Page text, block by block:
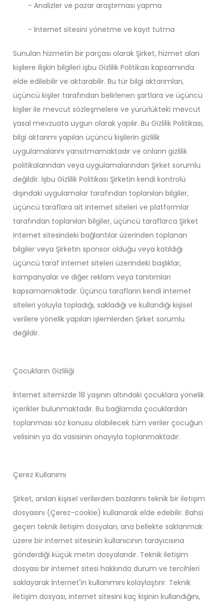
- Analizler ve pazar araştırması yapma
- İnternet sitesini yönetme ve kayıt tutma
Sunulan hizmetin bir parçası olarak Şirket, hizmet alan
kişilere ilişkin bilgileri işbu Gizlilik Politikası kapsamında
elde edilebilir ve aktarabilir. Bu tür bilgi aktarımları,
üçüncü kişiler tarafından belirlenen şartlara ve üçüncü
kişiler ile mevcut sözleşmelere ve yürürlükteki mevcut
yasal mevzuata uygun olarak yapılır. Bu Gizlilik Politikası,
bilgi aktarımı yapılan üçüncü kişilerin gizlilik
uygulamalarını yansıtmamaktadır ve onların gizlilik
politikalarından veya uygulamalarından Şirket sorumlu
değildir. İşbu Gizlilik Politikası Şirketin kendi kontrolü
dışındaki uygulamalar tarafından toplanılan bilgiler,
üçüncü taraflara ait internet siteleri ve platformlar
tarafından toplanılan bilgiler, üçüncü taraflarca Şirket
internet sitesindeki bağlantılar üzerinden toplanan
bilgiler veya Şirketin sponsor olduğu veya katıldığı
üçüncü taraf internet siteleri üzerindeki başlıklar,
kampanyalar ve diğer reklam veya tanıtımları
kapsamamaktadır. Üçüncü tarafların kendi internet
siteleri yoluyla topladığı, sakladığı ve kullandığı kişisel
verilere yönelik yapılan işlemlerden Şirket sorumlu
değildir.
Çocukların Gizliliği
İnternet sitemizde 18 yaşının altındaki çocuklara yönelik
içerikler bulunmaktadır. Bu bağlamda çocuklardan
toplanması söz konusu olabilecek tüm veriler çocuğun
velisinin ya da vasisinin onayıyla toplanmaktadır.
Çerez Kullanımı
Şirket, anılan kişisel verilerden bazılarını teknik bir iletişim
dosyasını (Çerez-cookie) kullanarak elde edebilir. Bahsi
geçen teknik iletişim dosyaları, ana bellekte saklanmak
üzere bir internet sitesinin kullanıcının tarayıcısına
gönderdiği küçük metin dosyalarıdır. Teknik iletişim
dosyası bir internet sitesi hakkında durum ve tercihleri
saklayarak İnternet'in kullanımını kolaylaştırır. Teknik
iletişim dosyası, internet sitesini kaç kişinin kullandığını,